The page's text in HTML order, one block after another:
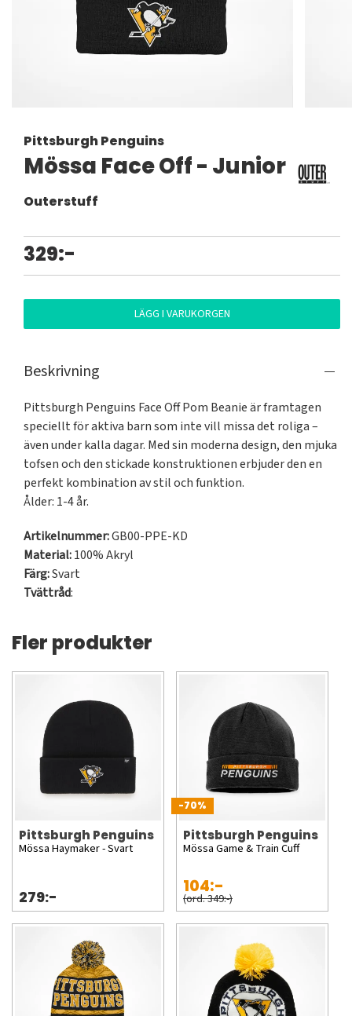
Pittsburgh Penguins
Mössa Face Off - Junior
Outerstuff
329:-
LÄGG I VARUKORGEN
Beskrivning
Pittsburgh Penguins Face Off Pom Beanie är framtagen
speciellt för aktiva barn som inte vill missa det roliga –
även under kalla dagar. Med sin moderna design, den mjuka
tofsen och den stickade konstruktionen erbjuder den en
perfekt kombination av stil och funktion.
Ålder: 1-4 år.
Artikelnummer:GB00-PPE-KD
Material:100% Akryl
Färg:Svart
Tvättråd:
Fler produkter
Pittsburgh Penguins
Mössa Haymaker - Svart
279:-
-70%
Pittsburgh Penguins
Mössa Game & Train Cuff
104:-
(ord. 349:-)